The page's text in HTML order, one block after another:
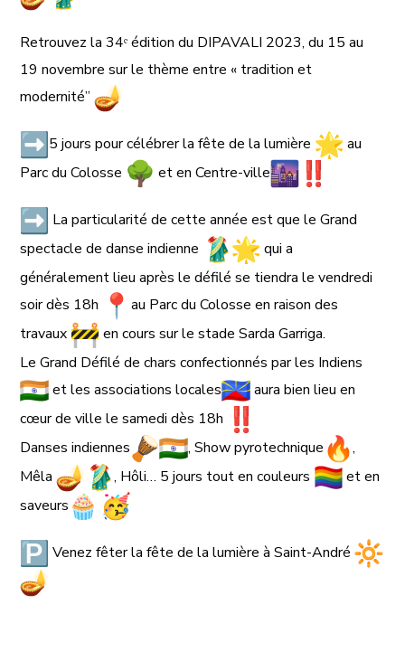
Retrouvez la 34ᵉ édition du DIPAVALI 2023, du 15 au
19 novembre sur le thème entre « tradition et
modernité”
5 jours pour célébrer la fête de la lumière
au
Parc du Colosse
et en Centre-ville
La particularité de cette année est que le Grand
spectacle de danse indienne
qui a
généralement lieu après le défilé se tiendra le vendredi
soir dès 18h
au Parc du Colosse en raison des
travaux
en cours sur le stade Sarda Garriga.
Le Grand Défilé de chars confectionnés par les Indiens
et les associations locales
aura bien lieu en
cœur de ville le samedi dès 18h
Danses indiennes
, Show pyrotechnique
,
Mêla
, Hôli… 5 jours tout en couleurs
et en
saveurs
Venez fêter la fête de la lumière à Saint-André